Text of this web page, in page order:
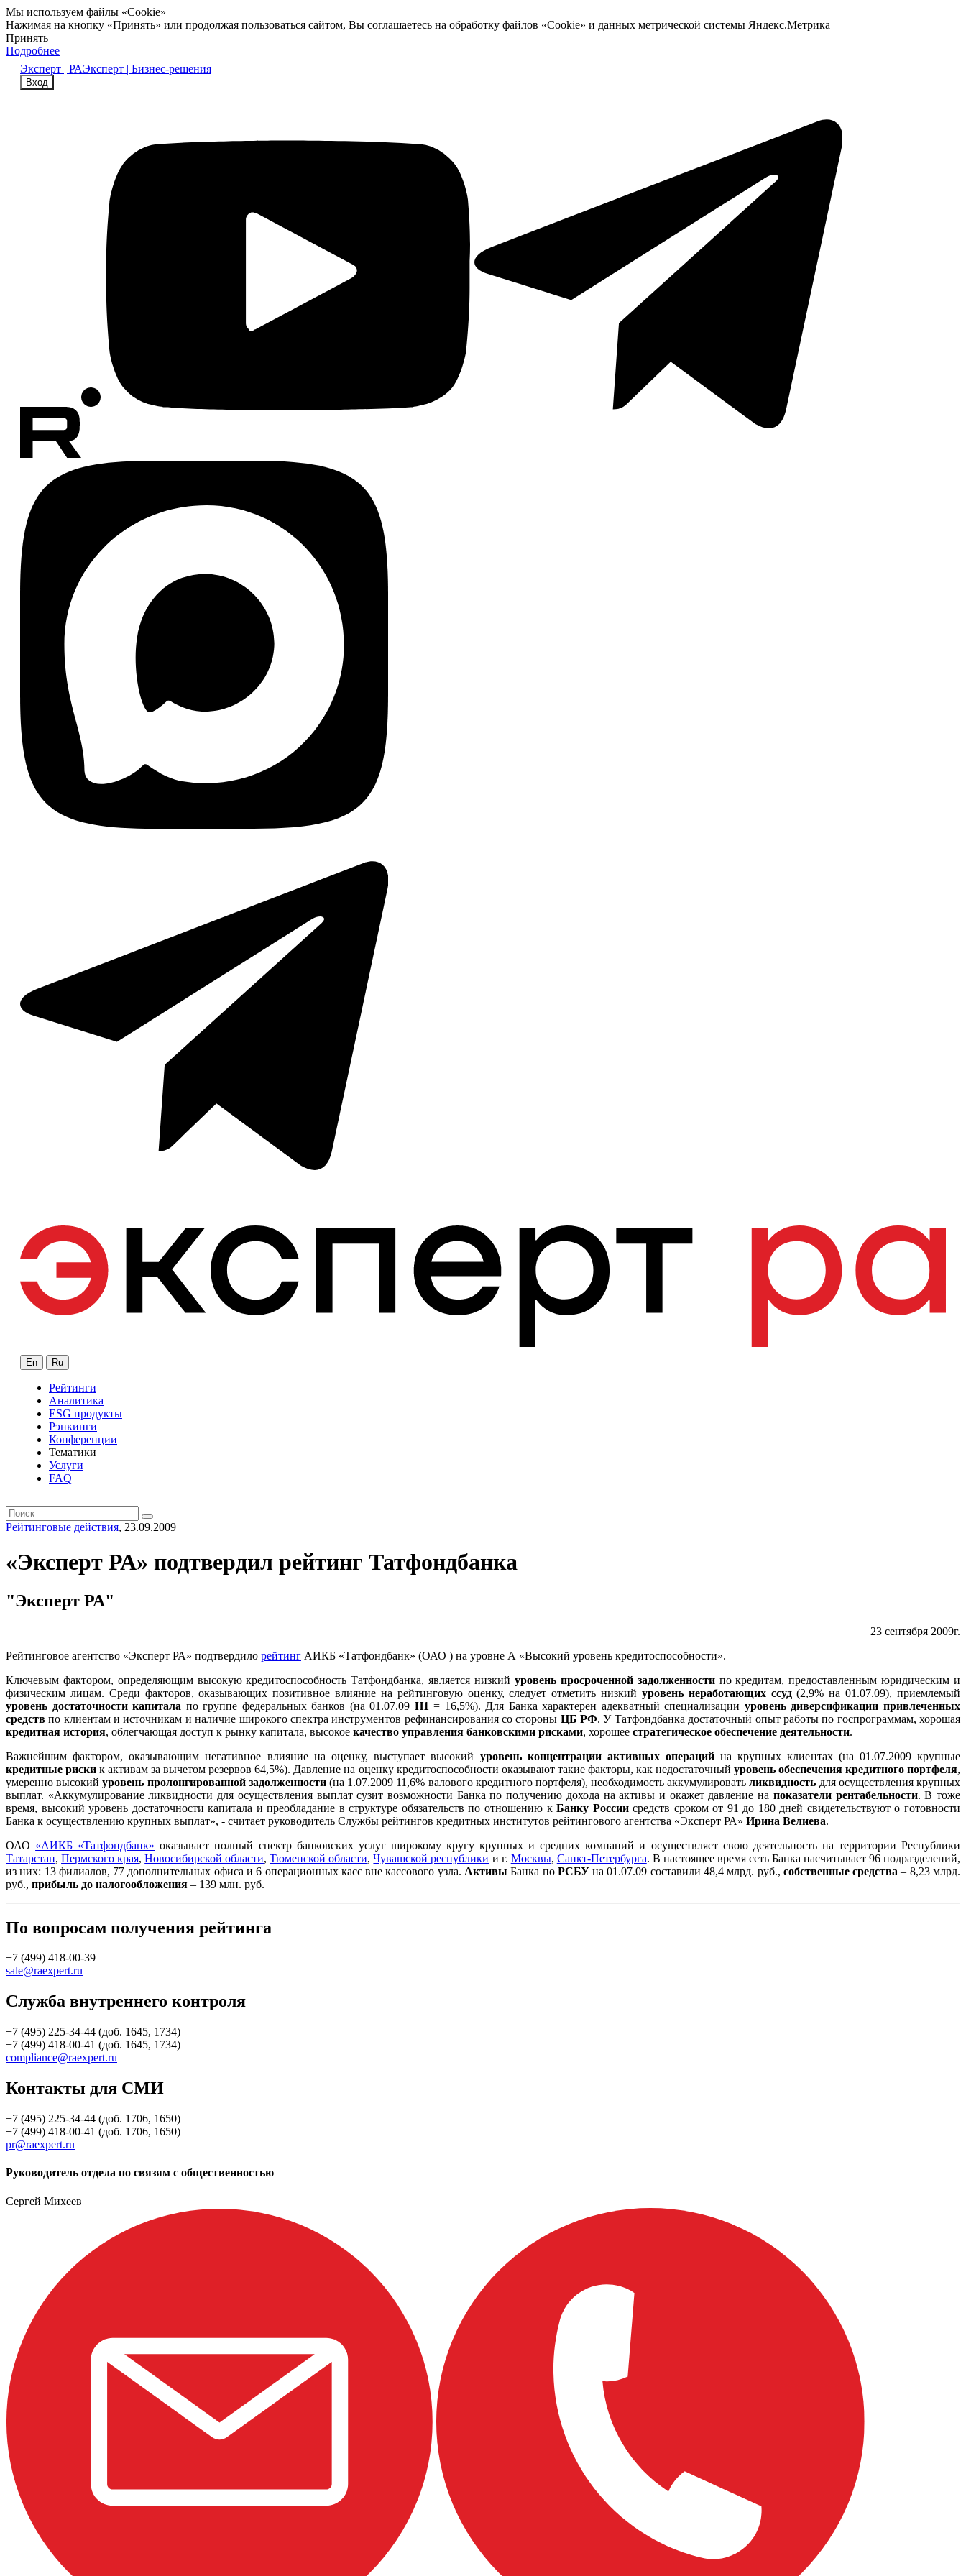
Мы используем файлы «Cookie»
Нажимая на кнопку «Принять» или продолжая пользоваться сайтом, Вы соглашаетесь на обработку файлов «Cookie» и данных метрической системы Яндекс.Метрика
Принять
Подробнее
Эксперт | РАЭксперт | Бизнес-решения
Вход
En Ru
Рейтинги
Аналитика
ESG продукты
Рэнкинги
Конференции
Тематики
Услуги
FAQ
Рейтинговые действия, 23.09.2009
«Эксперт РА» подтвердил рейтинг Татфондбанка
"Эксперт РА"
23 сентября 2009г.
Рейтинговое агентство «Эксперт РА» подтвердило рейтинг АИКБ «Татфондбанк» (ОАО ) на уровне А «Высокий уровень кредитоспособности».
Ключевым фактором, определяющим высокую кредитоспособность Татфондбанка, является низкий уровень просроченной задолженностипо кредитам, предоставленным юридическим и
физическим лицам. Среди факторов, оказывающих позитивное влияние на рейтинговую оценку, следует отметить низкий уровень неработающих ссуд(2,9% на 01.07.09), приемлемый
уровень достаточности капитала по группе федеральных банков (на 01.07.09 Н1 = 16,5%). Для Банка характерен адекватный специализации уровень диверсификации привлеченных
средств по клиентам и источникам и наличие широкого спектра инструментов рефинансирования со стороны ЦБ РФ. У Татфондбанка достаточный опыт работы по госпрограммам, хорошая
кредитная история, облегчающая доступ к рынку капитала, высокое качество управления банковскими рисками, хорошее стратегическое обеспечение деятельности.
Важнейшим фактором, оказывающим негативное влияние на оценку, выступает высокий уровень концентрации активных операций на крупных клиентах (на 01.07.2009 крупные
кредитные риски к активам за вычетом резервов 64,5%). Давление на оценку кредитоспособности оказывают такие факторы, как недостаточный уровень обеспечения кредитного портфеля,
умеренно высокийуровень пролонгированной задолженности(на 1.07.2009 11,6% валового кредитного портфеля), необходимость аккумулироватьликвидность для осуществления крупных
выплат. «Аккумулирование ликвидности для осуществления выплат сузит возможности Банка по получению дохода на активы и окажет давление на показатели рентабельности. В тоже
время, высокий уровень достаточности капитала и преобладание в структуре обязательств по отношению кБанку Россиисредств сроком от 91 до 180 дней свидетельствуют о готовности
Банка к осуществлению крупных выплат», - считает руководитель Службы рейтингов кредитных институтов рейтингового агентства «Эксперт РА» Ирина Велиева.
ОАО «АИКБ «Татфондбанк» оказывает полный спектр банковских услуг широкому кругу крупных и средних компаний и осуществляет свою деятельность на территории Республики
Татарстан,Пермского края,Новосибирской области,Тюменской области,Чувашской республики и г. Москвы, Санкт-Петербурга. В настоящее время сеть Банка насчитывает 96 подразделений,
из них: 13 филиалов, 77 дополнительных офиса и 6 операционных касс вне кассового узла. Активы Банка по РСБУна 01.07.09 составили 48,4 млрд. руб., собственные средства – 8,23 млрд.
руб., прибыль до налогообложения – 139 млн. руб.
По вопросам получения рейтинга
+7 (499) 418-00-39
sale@raexpert.ru
Служба внутреннего контроля
+7 (495) 225-34-44 (доб. 1645, 1734)
+7 (499) 418-00-41 (доб. 1645, 1734)
compliance@raexpert.ru
Контакты для СМИ
+7 (495) 225-34-44 (доб. 1706, 1650)
+7 (499) 418-00-41 (доб. 1706, 1650)
pr@raexpert.ru
Руководитель отдела по связям с общественностью
Сергей Михеев